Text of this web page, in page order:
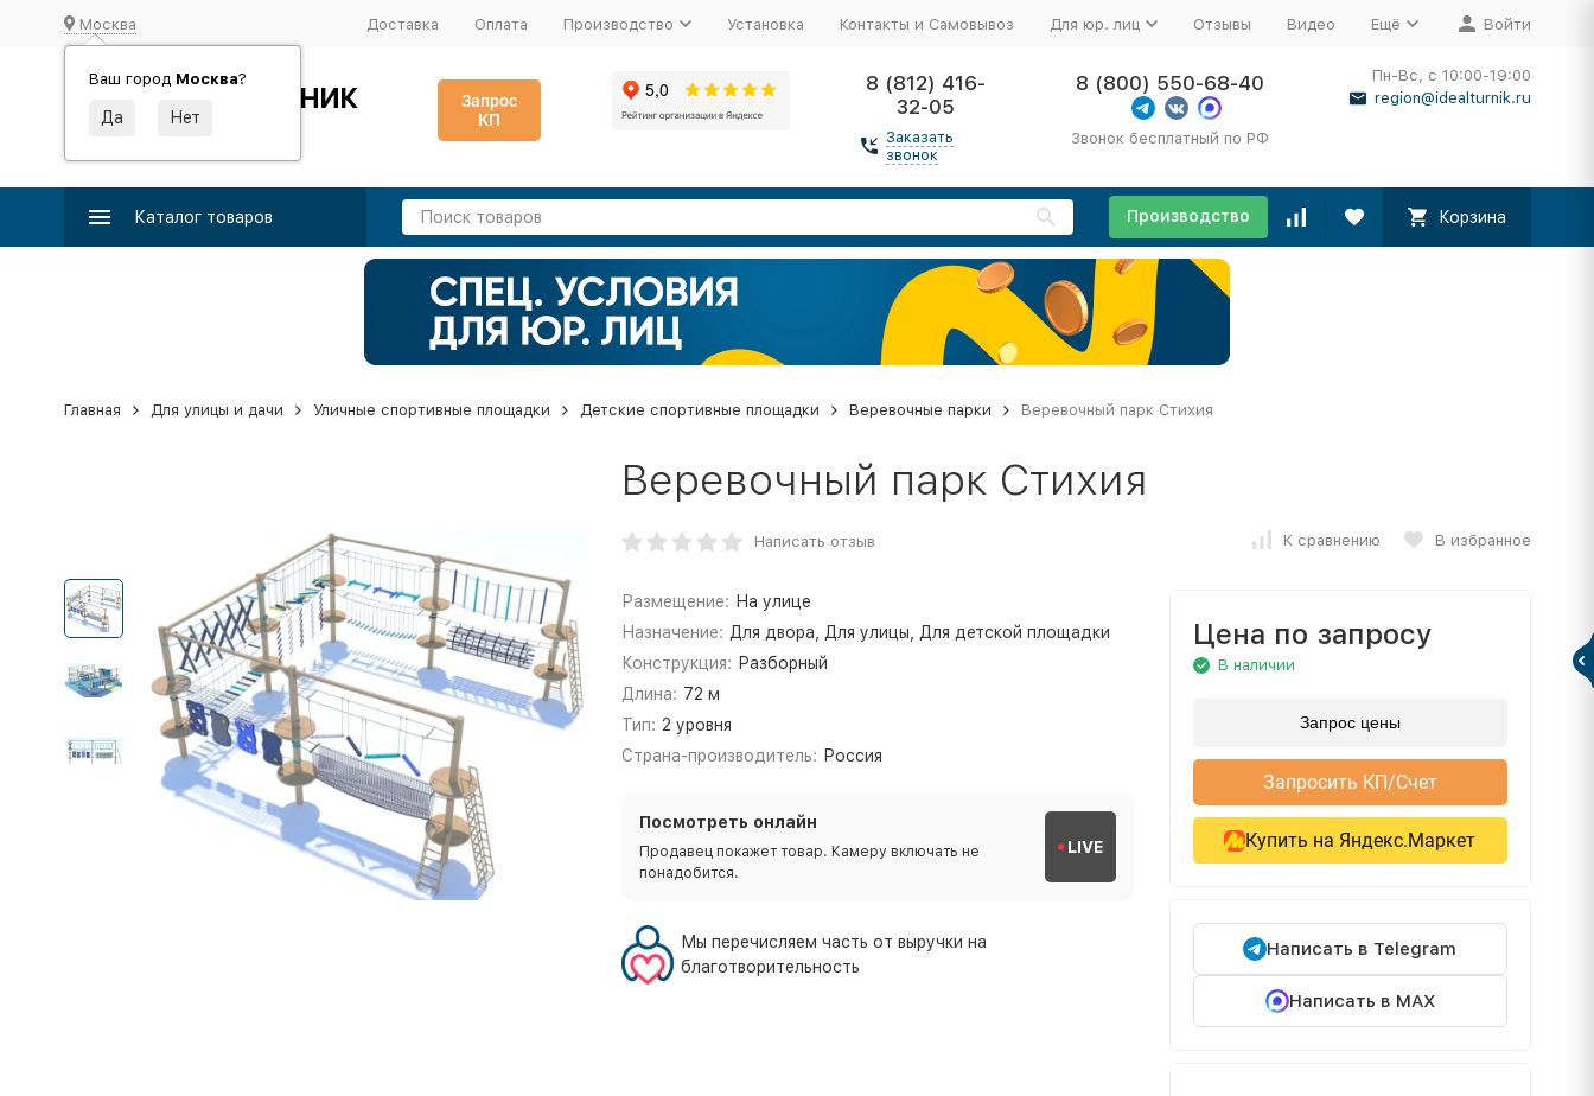
Москва
Ваш город Москва?
Доставка Оплата Производство Установка Контакты и Самовывоз Для юр. лиц Отзывы Видео Ещё Войти
ИДЕАЛЬНЫЙ ТУРНИК
Производство и поставка спортивного оборудования
Запрос
КП
8 (812) 416-
32-05
Заказать
звонок
8 (800) 550-68-40
Звонок бесплатный по РФ
Пн-Вс, с 10:00-19:00
region@idealturnik.ru
Каталог товаров Производство Корзина
Главная Для улицы и дачи Уличные спортивные площадки Детские спортивные площадки Веревочные парки Веревочный парк Стихия
Веревочный парк Стихия
Написать отзыв К сравнению В избранное
Размещение: На улице
Назначение: Для двора, Для улицы, Для детской площадки
Конструкция: Разборный
Длина: 72 м
Тип: 2 уровня
Страна-производитель: Россия
Посмотреть онлайн
Продавец покажет товар. Камеру включать не
понадобится.
LIVE
Мы перечисляем часть от выручки на
благотворительность
Цена по запросу
В наличии
Запрос цены
Запросить КП/Счет
Купить на Яндекс.Маркет
Написать в Telegram
Написать в MAX